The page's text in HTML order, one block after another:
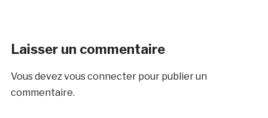
Laisser un commentaire
Vous devezvous connecterpour publier un
commentaire.